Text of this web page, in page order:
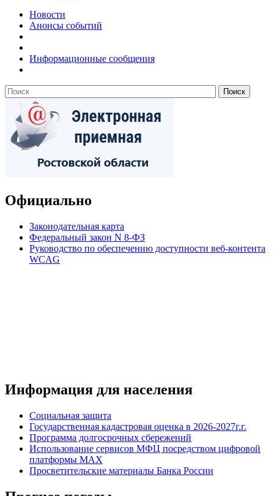
Новости
Анонсы событий
Информационные сообщения
Официально
Законодательная карта
Федеральный закон N 8-ФЗ
Руководство по обеспечению доступности веб-контента
WCAG
Информация для населения
Социальная защита
Государственная кадастровая оценка в 2026-2027г.г.
Программа долгосрочных сбережений
Использование сервисов МФЦ посредством цифровой
платформы MAX
Просветительские материалы Банка России